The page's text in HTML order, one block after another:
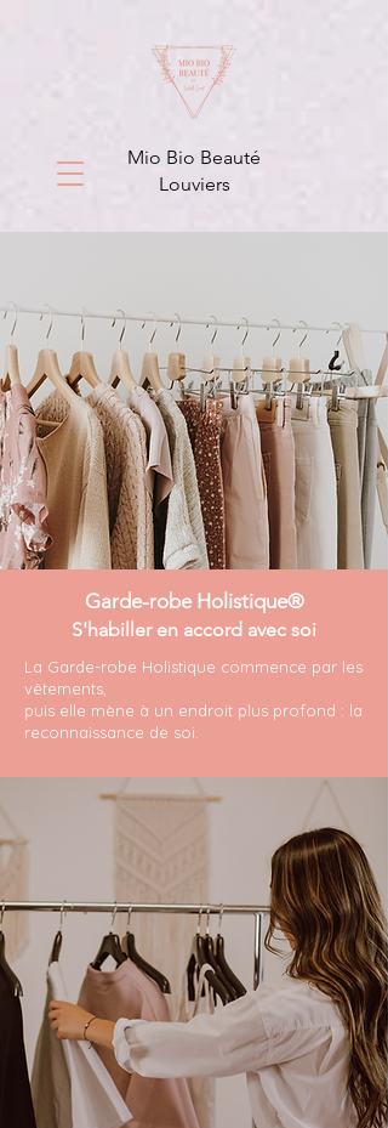
Mio Bio Beauté
Louviers
Garde-robe Holistique®
S'habiller en accord avec soi
La Garde-robe Holistique commence par les
vêtements,
puis elle mène à un endroit plus profond : la
reconnaissance de soi.